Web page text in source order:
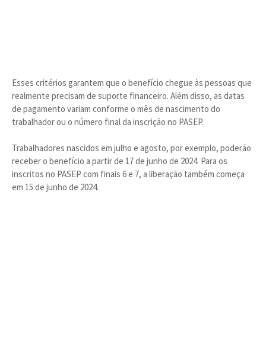
Esses critérios garantem que o benefício chegue às pessoas que
realmente precisam de suporte financeiro. Além disso, as datas
de pagamento variam conforme o mês de nascimento do
trabalhador ou o número final da inscrição no PASEP.
Trabalhadores nascidos em julho e agosto, por exemplo, poderão
receber o benefício a partir de 17 de junho de 2024. Para os
inscritos no PASEP com finais 6 e 7, a liberação também começa
em 15 de junho de 2024.